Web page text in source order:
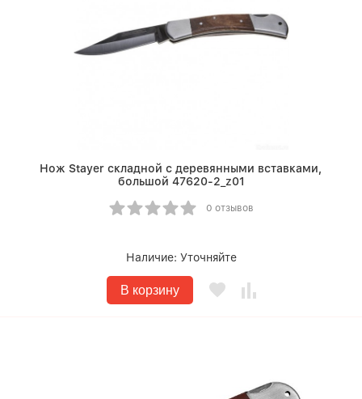
Нож Stayer складной с деревянными вставками,
большой 47620-2_z01
0 отзывов
Наличие: Уточняйте
В корзину